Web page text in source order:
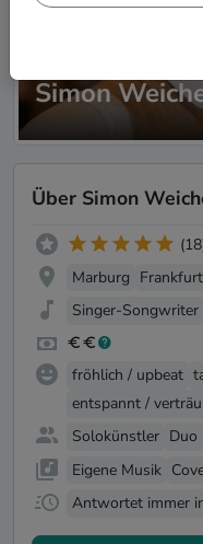
Simon
Über Simon
Marburg
Singer-Songwriter
fröhlich / upbeat
entspannt /
Solokünstler Duo
Eigene Musik
Antwortet immer